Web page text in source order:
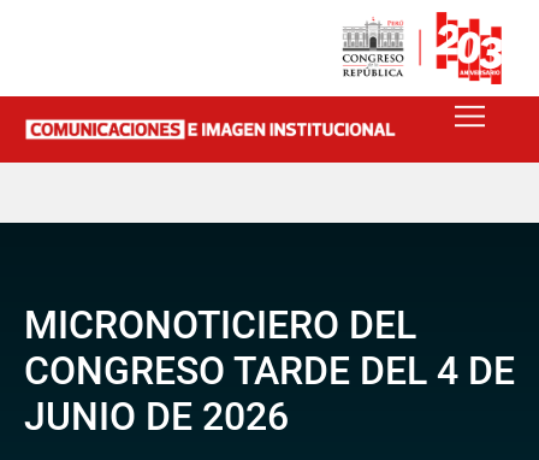
MICRONOTICIERO DEL
CONGRESO TARDE DEL 4 DE
JUNIO DE 2026